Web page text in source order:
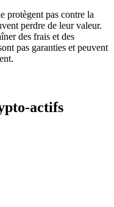
protègent pas contre la
perdre de leur valeur.
des frais et des
pas garanties et peuvent
actifs